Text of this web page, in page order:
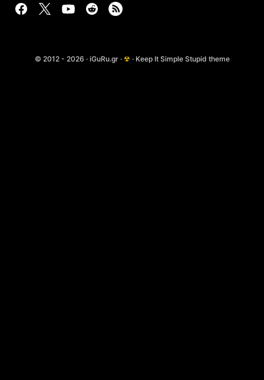
© 2012 - 2026 · iGuRu.gr · ☢ · Keep It Simple Stupid theme